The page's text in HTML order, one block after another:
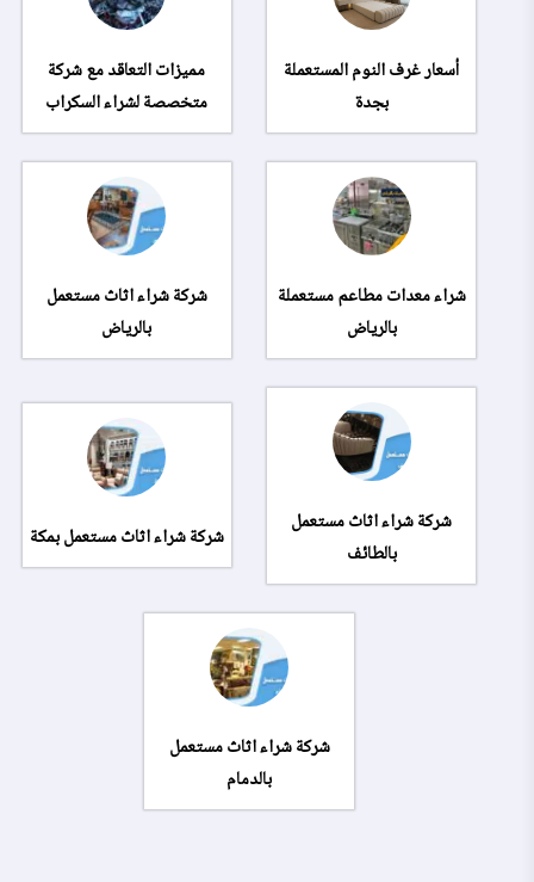
أسعار غرف النوم المستعملة
بجدة
مميزات التعاقد مع شركة
متخصصة لشراء السكراب
شراء معدات مطاعم مستعملة
بالرياض
شركة شراء اثاث مستعمل
بالرياض
شركة شراء اثاث مستعمل
بالطائف
شركة شراء اثاث مستعمل بمكة
شركة شراء اثاث مستعمل
بالدمام